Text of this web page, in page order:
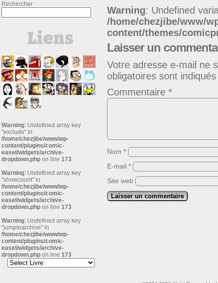
Rechercher
Warning: Undefined array key
"exclude" in
/home/chezjibe/www/wp-
content/plugins/comic-
easel/widgets/archive-
dropdown.php on line 173
Warning: Undefined array key
"showcount" in
/home/chezjibe/www/wp-
content/plugins/comic-
easel/widgets/archive-
dropdown.php on line 173
Warning: Undefined array key
"jumptoarchive" in
/home/chezjibe/www/wp-
content/plugins/comic-
easel/widgets/archive-
dropdown.php on line 173
Warning: Undefined
/home/chezjibe/www/
content/themes/
Laisser un
Votre adresse e-mail ne
obligatoires sont
Commentaire *
Nom *
E-mail *
Site web